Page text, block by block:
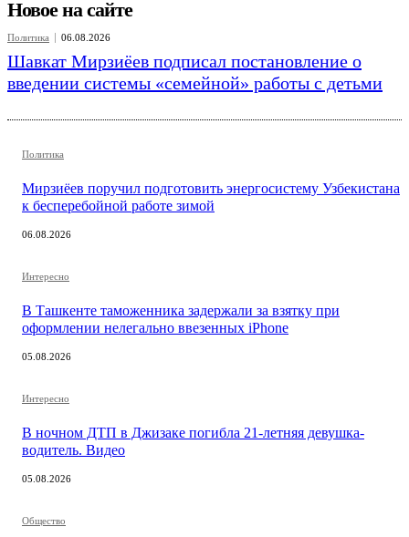
Новое на сайте
Политика 06.08.2026
Шавкат Мирзиёев подписал постановление о
введении системы «семейной» работы с детьми
Политика
Мирзиёев поручил подготовить энергосистему Узбекистана
к бесперебойной работе зимой
06.08.2026
Интересно
В Ташкенте таможенника задержали за взятку при
оформлении нелегально ввезенных iPhone
05.08.2026
Интересно
В ночном ДТП в Джизаке погибла 21-летняя девушка-
водитель. Видео
05.08.2026
Общество